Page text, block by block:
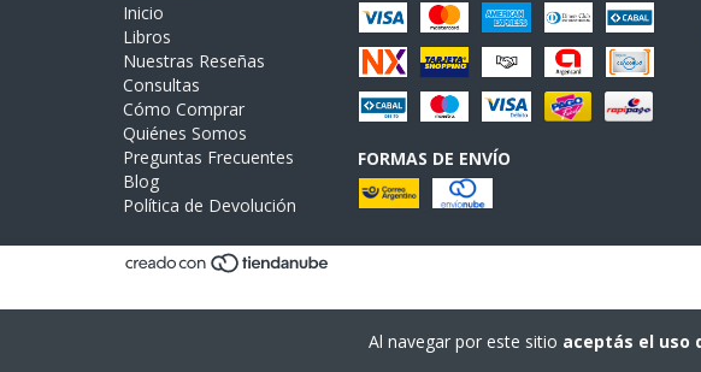
Al navegar por este sitio aceptás el uso
Inicio
Libros
Nuestras Reseñas
Consultas
Cómo Comprar
Quiénes Somos
Preguntas Frecuentes
Blog
Política de Devolución
FORMAS DE ENVÍO